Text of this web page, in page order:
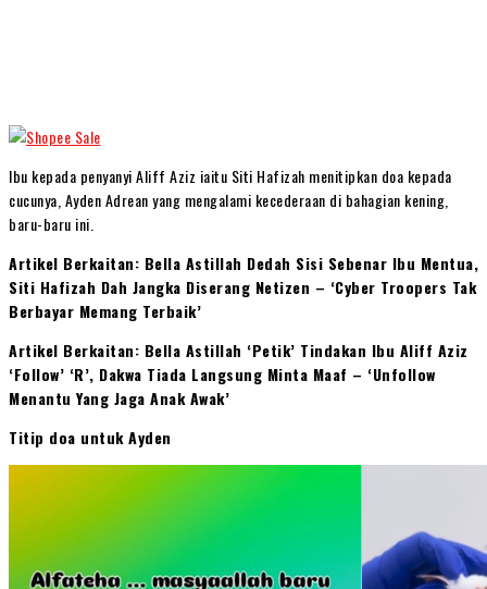
Ibu kepada penyanyi Aliff Aziz iaitu Siti Hafizah menitipkan doa kepada
cucunya, Ayden Adrean yang mengalami kecederaan di bahagian kening,
baru-baru ini.
Artikel Berkaitan: Bella Astillah Dedah Sisi Sebenar Ibu Mentua,
Siti Hafizah Dah Jangka Diserang Netizen – ‘Cyber Troopers Tak
Berbayar Memang Terbaik’
Artikel Berkaitan: Bella Astillah ‘Petik’ Tindakan Ibu Aliff Aziz
‘Follow’ ‘R’, Dakwa Tiada Langsung Minta Maaf – ‘Unfollow
Menantu Yang Jaga Anak Awak’
Titip doa untuk Ayden